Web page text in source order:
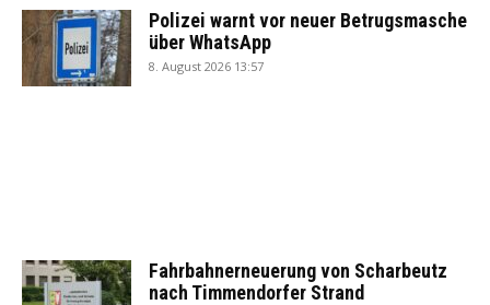
Polizei warnt vor neuer Betrugsmasche
über WhatsApp
8. August 2026 13:57
Fahrbahnerneuerung von Scharbeutz
nach Timmendorfer Strand